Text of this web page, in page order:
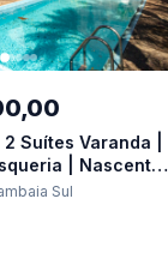
| Nascente
Sul